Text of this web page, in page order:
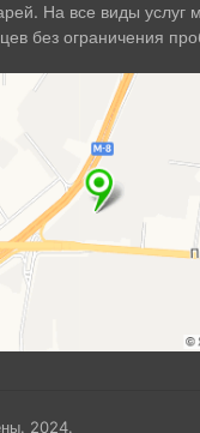
На все виды услуг
без ограничения
2024.